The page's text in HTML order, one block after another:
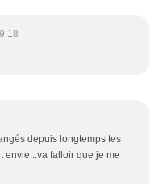
depuis longtemps tes
envie...va falloir que je me